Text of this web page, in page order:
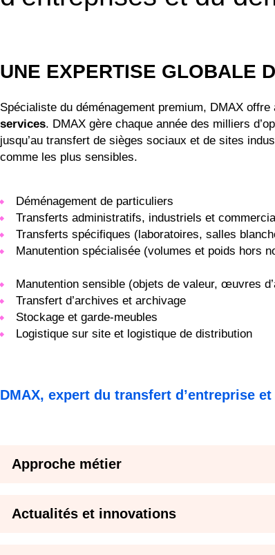
UNE EXPERTISE GLOBALE
Spécialiste du déménagement premium, DMAX
services. DMAX gère chaque année des milliers
jusqu’au transfert de sièges sociaux et de sites
comme les plus sensibles.
Déménagement de particuliers
Transferts administratifs, industriels et
Transferts spécifiques (laboratoires, salles
Manutention spécialisée (volumes et poids hors
Manutention sensible (objets de valeur, œuvres
Transfert d’archives et archivage
Stockage et garde-meubles
Logistique sur site et logistique de distribution
DMAX, expert du transfert d’entreprise
Approche métier
Actualités et innovations